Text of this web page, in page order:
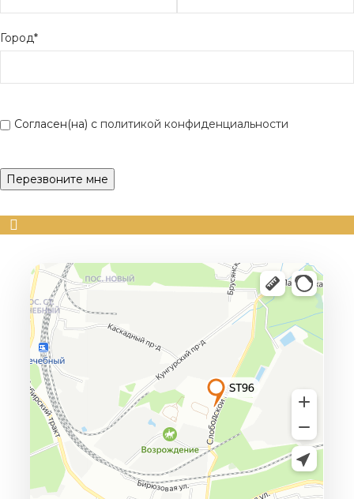
Город*
Согласен(на) с политикой конфиденциальности